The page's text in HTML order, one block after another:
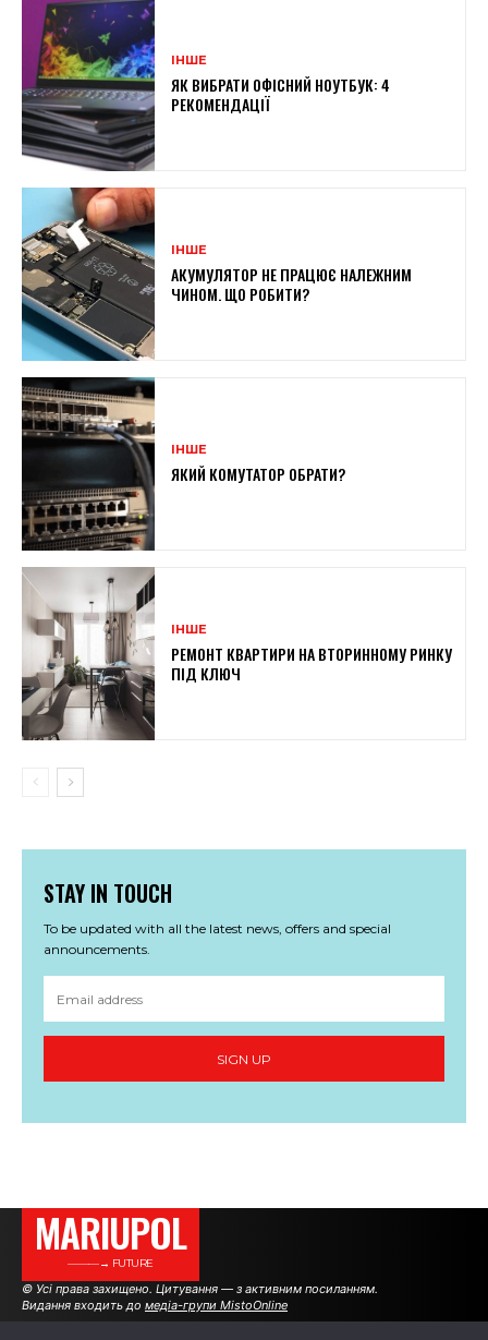
ІНШЕ
ЯК ВИБРАТИ ОФІСНИЙ НОУТБУК: 4
РЕКОМЕНДАЦІЇ
ІНШЕ
АКУМУЛЯТОР НЕ ПРАЦЮЄ НАЛЕЖНИМ
ЧИНОМ. ЩО РОБИТИ?
ІНШЕ
ЯКИЙ КОМУТАТОР ОБРАТИ?
ІНШЕ
РЕМОНТ КВАРТИРИ НА ВТОРИННОМУ РИНКУ
ПІД КЛЮЧ
STAY IN TOUCH
To be updated with all the latest news, offers and special
announcements.
SIGN UP
MARIUPOL
———→ FUTURE
© Усі права захищено. Цитування — з активним посиланням.
Видання входить до медіа-групи MistoOnline